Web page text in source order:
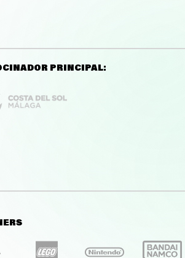
PRINCIPAL: